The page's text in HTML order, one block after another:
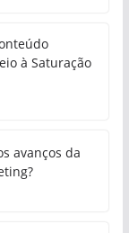
à Saturação
avanços da